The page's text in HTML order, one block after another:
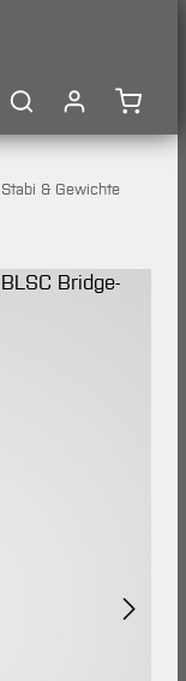
Stabi & Gewichte